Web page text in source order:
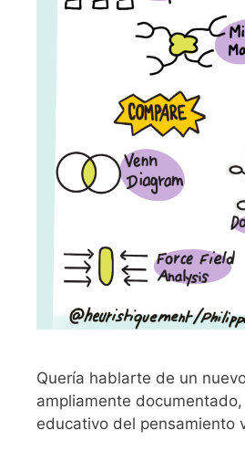
Quería hablarte de un
ampliamente
educativo del pensamiento